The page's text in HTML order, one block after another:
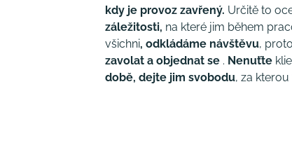
kdy je provoz zavřený. Určitě to
záležitosti, na které jim během
všichni, odkládáme návštěvu,
zavolat a objednat se . Nenuťte
době, dejte jim svobodu, za